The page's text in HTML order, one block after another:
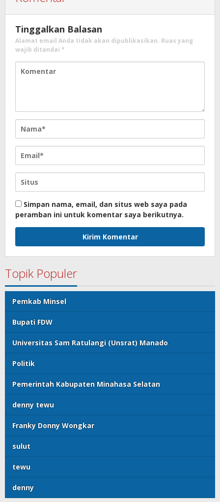
Tinggalkan Balasan
Alamat email Anda tidak akan dipublikasikan. Ruas yang
wajib ditandai *
Simpan nama, email, dan situs web saya pada
peramban ini untuk komentar saya berikutnya.
Topik Populer
Pemkab Minsel
Bupati FDW
Universitas Sam Ratulangi (Unsrat) Manado
Politik
Pemerintah Kabupaten Minahasa Selatan
denny tewu
Franky Donny Wongkar
sulut
tewu
denny